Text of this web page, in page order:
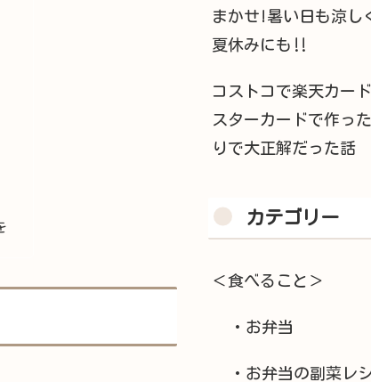
まかせ!暑い日も涼し
夏休みにも‼︎
コストコで楽天カー
スターカードで作っ
りで大正解だった話
カテゴリー
＜食べること＞
・お弁当
・お弁当の副菜レ